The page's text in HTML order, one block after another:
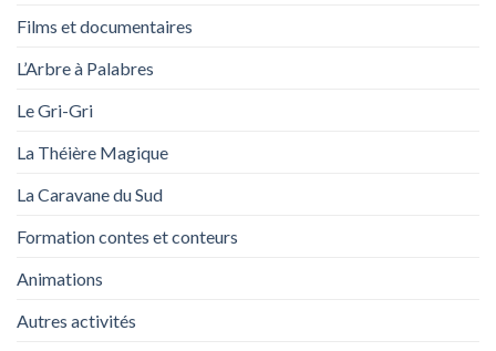
Films et documentaires
L’Arbre à Palabres
Le Gri-Gri
La Théière Magique
La Caravane du Sud
Formation contes et conteurs
Animations
Autres activités